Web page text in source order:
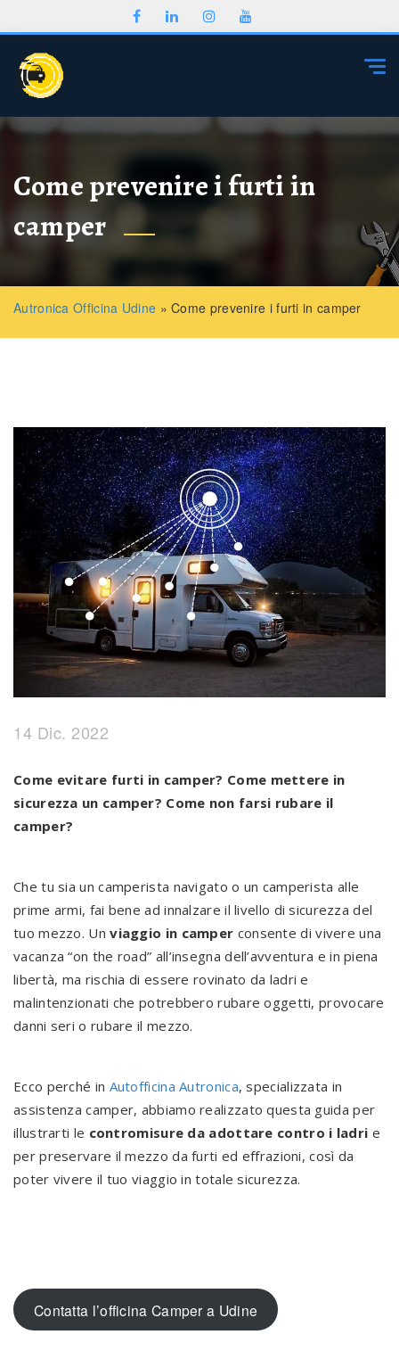
Come prevenire i furti in
camper
Autronica Officina Udine »Come prevenire i furti in camper
14 Dic. 2022
Come evitare furti in camper? Come mettere in
sicurezza un camper? Come non farsi rubare il
camper?
Che tu sia un camperista navigato o un camperista alle
prime armi, fai bene ad innalzare il livello di sicurezza del
tuo mezzo. Unviaggio in camper consente di vivere una
vacanza “on the road” all’insegna dell’avventura e in piena
libertà, ma rischia di essere rovinato da ladri e
malintenzionati che potrebbero rubare oggetti, provocare
danni seri o rubare il mezzo.
Ecco perché in Autofficina Autronica, specializzata in
assistenza camper, abbiamo realizzato questa guida per
illustrarti le contromisure da adottare contro i ladri e
per preservare il mezzo da furti ed effrazioni, così da
poter vivere il tuo viaggio in totale sicurezza.
Contatta l’officina Camper a Udine